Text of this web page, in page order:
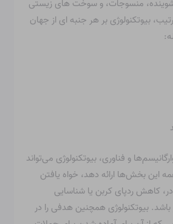
شوینده، منسوجات، و سوخت های زیستی
بیوتکنولوژی بر هر جنبه ای از جهان
و فناوری، بیوتکنولوژی می‌تواند
این بخش‌ها ارائه دهد، خواه یافتن
کاهش ردپای کربن یا شناسایی
باشد. بیوتکنولوژی همچنین هدفی را در